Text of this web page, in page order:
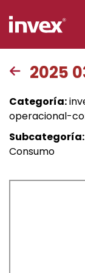
Acceso a
Buscar
2025
Categoría:
operacional-
Subcategoría:
Consumo